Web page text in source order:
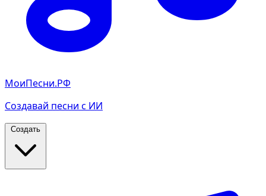
МоиПесни.РФ
Создавай песни с ИИ
Создать